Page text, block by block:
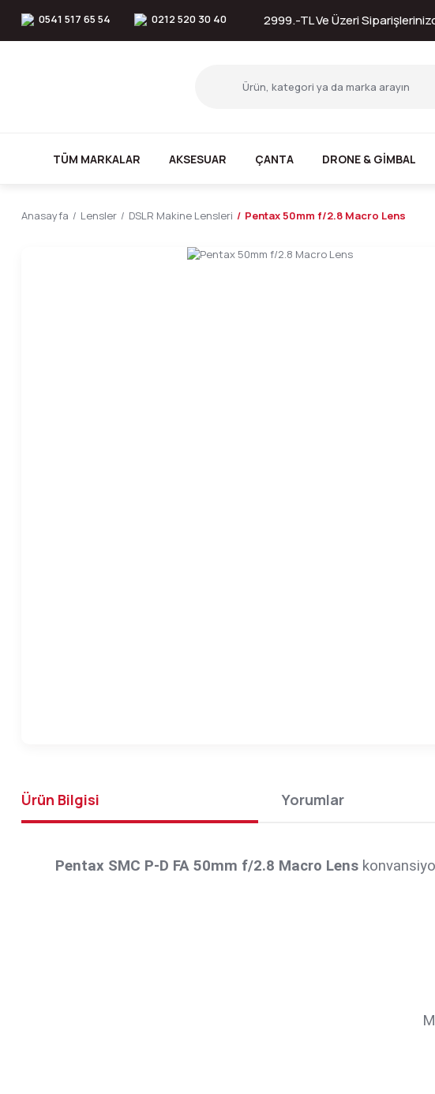
0541 517 65 54 0212 520 30 40 2999.-TL Ve Üzeri
TÜM MARKALAR AKSESUAR ÇANTA DRONE & GİMBAL
Anasayfa Lensler DSLR Makine Lensleri Pentax 50mm f/2.8 Macro Lens
Ürün Bilgisi Yorumlar
Pentax SMC P-D FA 50mm f/2.8 Macro Lens